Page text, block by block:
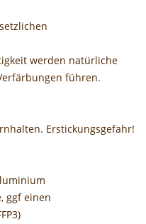
werden natürliche
führen.
Erstickungsgefahr!
ggf einen